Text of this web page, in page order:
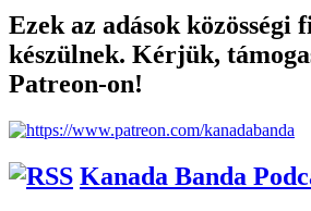
Ezek az adások közösségi
készülnek. Kérjük,
Patreon-on!
Kanada Banda